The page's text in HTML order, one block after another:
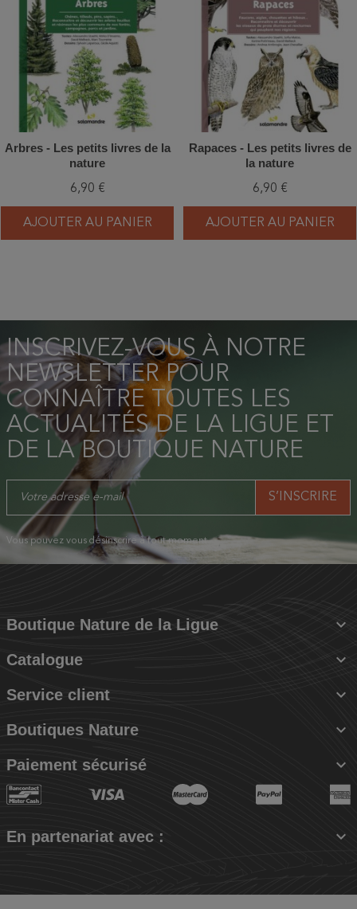
Arbres - Les petits livres de la
nature
6,90 €
AJOUTER AU PANIER
Rapaces - Les petits livres de
la nature
6,90 €
AJOUTER AU PANIER
INSCRIVEZ-VOUS À NOTRE
NEWSLETTER POUR
CONNAÎTRE TOUTES LES
ACTUALITÉS DE LA LIGUE ET
DE LA BOUTIQUE NATURE
Vous pouvez vous désinscrire à tout moment.
Boutique Nature de la Ligue 
Catalogue 
Service client 
Boutiques Nature 
Paiement sécurisé 
En partenariat avec : 